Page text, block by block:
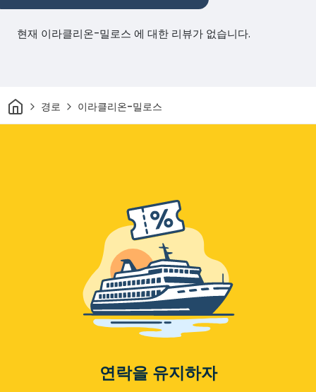
현재 이라클리온-밀로스 에 대한 리뷰가 없습니다.
집 경로 이라클리온-밀로스
연락을 유지하자